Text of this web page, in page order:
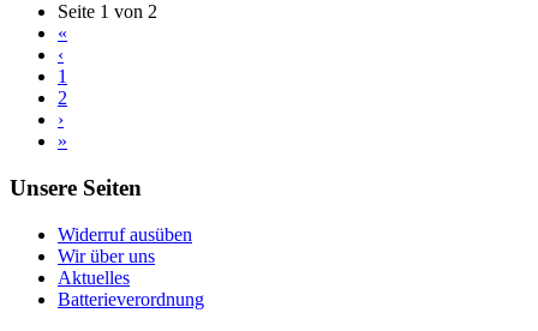
Seite 1 von 2
«
‹
1
2
›
»
Unsere Seiten
Widerruf ausüben
Wir über uns
Aktuelles
Batterieverordnung